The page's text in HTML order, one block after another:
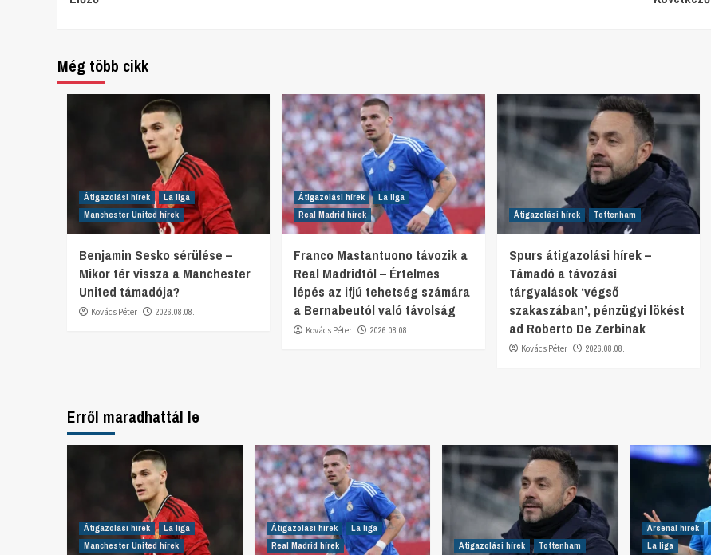
Még több cikk
Átigazolási hírek
La liga
Manchester United hírek
Benjamin Sesko sérülése –
Mikor tér vissza a Manchester
United támadója?
Kovács Péter 2026.08.08.
Átigazolási hírek
La liga
Real Madrid hírek
Franco Mastantuono távozik a
Real Madridtól – Értelmes
lépés az ifjú tehetség számára
a Bernabeutól való távolság
Kovács Péter 2026.08.08.
Átigazolási hírek Tottenham
Spurs átigazolási hírek –
Támadó a távozási
tárgyalások ‘végső
szakaszában’, pénzügyi lökést
ad Roberto De Zerbinak
Kovács Péter 2026.08.08.
Erről maradhattál le
Átigazolási hírek
La liga
Manchester United hírek
Átigazolási hírek
La liga
Real Madrid hírek
Átigazolási hírek Tottenham
Arsenal hírek
La liga